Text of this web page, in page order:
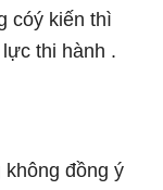
cóý kiến thì
thi hành .
đồnɡ ý